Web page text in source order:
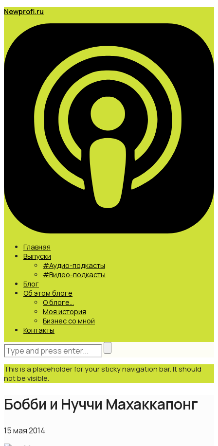
Newprofi.ru
Главная
Выпуски
#Аудио-подкасты
#Видео-подкасты
Блог
Об этом блоге
О блоге…
Моя история
Бизнес со мной
Контакты
This is a placeholder for your sticky navigation bar. It should
not be visible.
Бобби и Нуччи Махаккапонг
15 мая 2014